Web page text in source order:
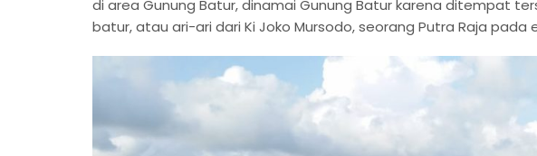
di area Gunung Batur, dinamai Gunung Batur karena ditempat
batur, atau ari-ari dari Ki Joko Mursodo, seorang Putra Raja pada